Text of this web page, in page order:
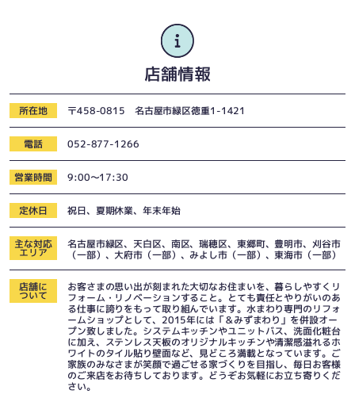
店舗情報
所在地 〒458-0815 名古屋市緑区徳重1-1421
電話 052-877-1266
営業時間 9:00〜17:30
定休日 祝日、夏期休業、年末年始
主な対応
エリア
名古屋市緑区、天白区、南区、瑞穂区、東郷町、豊明市、刈谷市
（一部）、大府市（一部）、みよし市（一部）、東海市（一部）
店舗に
ついて
お客さまの思い出が刻まれた大切なお住まいを、暮らしやすくリ
フォーム・リノベーションすること。とても責任とやりがいのあ
る仕事に誇りをもって取り組んでいます。水まわり専門のリフォ
ームショップとして、2015年には「＆みずまわり」を併設オー
プン致しました。システムキッチンやユニットバス、洗面化粧台
に加え、ステンレス天板のオリジナルキッチンや清潔感溢れるホ
ワイトのタイル貼り壁面など、見どころ満載となっています。ご
家族のみなさまが笑顔で過ごせる家づくりを目指し、毎日お客様
のご来店をお待ちしております。どうぞお気軽にお立ち寄りくだ
さい。